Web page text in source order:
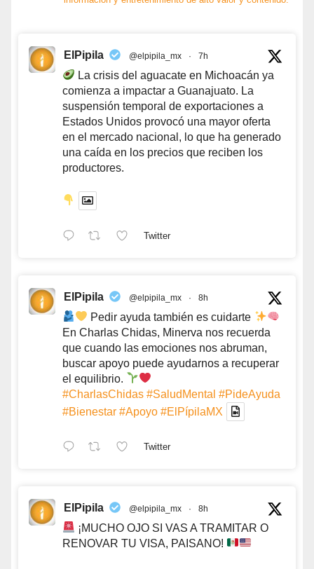
ElPipila @elpipila_mx · 7h
La crisis del aguacate en Michoacán ya
comienza a impactar a Guanajuato. La
suspensión temporal de exportaciones a
Estados Unidos provocó una mayor oferta
en el mercado nacional, lo que ha generado
una caída en los precios que reciben los
productores.
Twitter
ElPipila @elpipila_mx · 8h
Pedir ayuda también es cuidarte
En Charlas Chidas, Minerva nos recuerda
que cuando las emociones nos abruman,
buscar apoyo puede ayudarnos a recuperar
el equilibrio.
#CharlasChidas #SaludMental #PideAyuda
#Bienestar #Apoyo #ElPípilaMX
Twitter
ElPipila @elpipila_mx · 8h
¡MUCHO OJO SI VAS A TRAMITAR O
RENOVAR TU VISA, PAISANO!